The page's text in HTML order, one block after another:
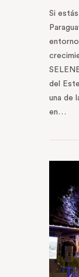
Si
del
una de
en…